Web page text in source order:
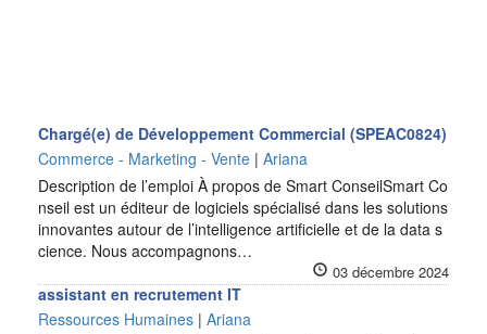
Chargé(e) de Développement Commercial (SPEAC0824)
Commerce - Marketing - Vente | Ariana
Description de l’emploi À propos de Smart ConseilSmart Co
nseil est un éditeur de logiciels spécialisé dans les solutions
innovantes autour de l’intelligence artificielle et de la data s
cience. Nous accompagnons…
03 décembre 2024
assistant en recrutement IT
Ressources Humaines | Ariana